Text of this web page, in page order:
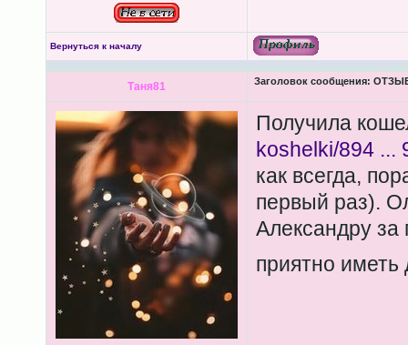
Вернуться к началу
Таня81 Заголовок сообщения:
Получила
koshelki/894 ...
как всегда,
первый раз).
Александру за
приятно